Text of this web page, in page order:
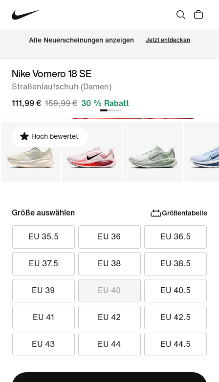
Alle Neuerscheinungen anzeigen Jetzt entdecken
Nike Vomero 18 SE
Straßenlaufschuh (Damen)
111,99 € 159,99 € 30 % Rabatt
Hoch bewertet
Größe auswählen Größentabelle
EU 35.5 EU 36 EU 36.5
EU 37.5 EU 38 EU 38.5
EU 39 EU 40 EU 40.5
EU 41 EU 42 EU 42.5
EU 43 EU 44 EU 44.5